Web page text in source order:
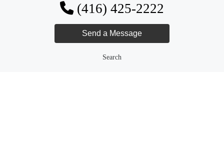
(416) 425-2222
Search